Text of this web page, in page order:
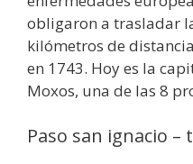
obligaron a trasladar
kilómetros de
en 1743. Hoy es la
Moxos, una de las 8
Paso san ignacio –